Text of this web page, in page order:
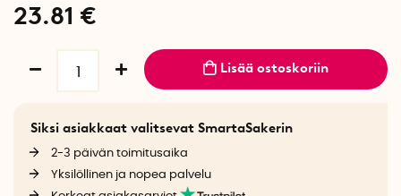
23.81 €
Lisää ostoskoriin
Siksi asiakkaat valitsevat SmartaSakerin
2-3 päivän toimitusaika
Yksilöllinen ja nopea palvelu